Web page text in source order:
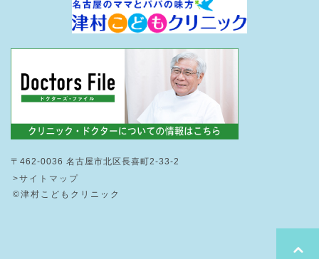
〒462-0036 名古屋市北区長喜町2-33-2
>サイトマップ
©津村こどもクリニック